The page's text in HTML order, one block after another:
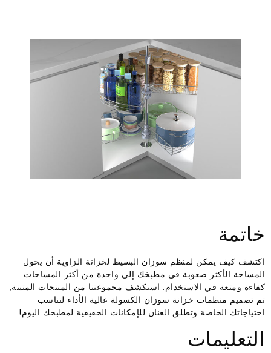
خاتمة
اكتشف كيف يمكن لمنظم سوزان البسيط لخزانة الزاوية أن يحول
المساحة الأكثر صعوبة في مطبخك إلى واحدة من أكثر المساحات
كفاءة ومتعة في الاستخدام. استكشف مجموعتنا من المنتجات المتينة,
تم تصميم منظمات خزانة سوزان الكسولة عالية الأداء لتناسب
احتياجاتك الخاصة وتطلق العنان للإمكانات الحقيقية لمطبخك اليوم!
التعليمات